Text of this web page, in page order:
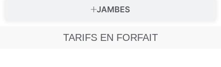
JAMBES
TARIFS EN FORFAIT